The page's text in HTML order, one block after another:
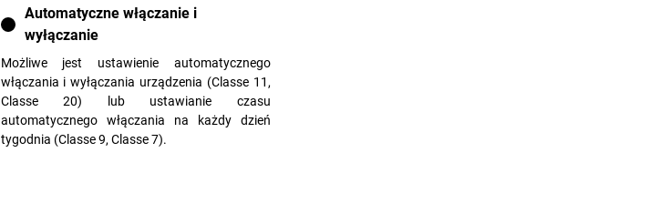
Automatyczne włączanie i
wyłączanie
Możliwe jest ustawienie automatycznego
włączania i wyłączania urządzenia (Classe 11,
Classe 20) lub ustawianie czasu
automatycznego włączania na każdy dzień
tygodnia (Classe 9, Classe 7).